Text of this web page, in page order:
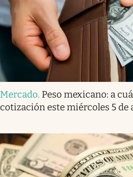
Mercado. Peso mexicano: a
cotización este miércoles 5 de